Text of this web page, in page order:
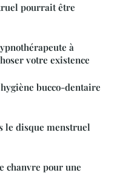
pourrait être
à
votre existence
bucco-dentaire
le disque menstruel
chanvre pour une